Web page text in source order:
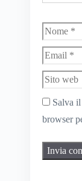
Nome
Salva
browser